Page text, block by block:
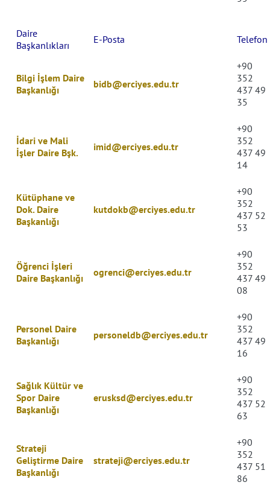
Daire
Başkanlıkları
E-Posta Telefon
Bilgi İşlem Daire
Başkanlığı
bidb@erciyes.edu.tr
+90
352
437 49
35
İdari ve Mali
İşler Daire Bşk.
imid@erciyes.edu.tr
+90
352
437 49
14
Kütüphane ve
Dok. Daire
Başkanlığı
kutdokb@erciyes.edu.tr
+90
352
437 52
53
Öğrenci İşleri
Daire Başkanlığı
ogrenci@erciyes.edu.tr
+90
352
437 49
08
Personel Daire
Başkanlığı
personeldb@erciyes.edu.tr
+90
352
437 49
16
Sağlık Kültür ve
Spor Daire
Başkanlığı
erusksd@erciyes.edu.tr
+90
352
437 52
63
Strateji
Geliştirme Daire
Başkanlığı
strateji@erciyes.edu.tr
+90
352
437 51
86